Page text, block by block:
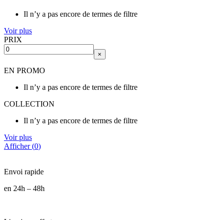
Il n’y a pas encore de termes de filtre
Voir plus
PRIX
×
EN PROMO
Il n’y a pas encore de termes de filtre
COLLECTION
Il n’y a pas encore de termes de filtre
Voir plus
Afficher(0)
Envoi rapide
en 24h – 48h